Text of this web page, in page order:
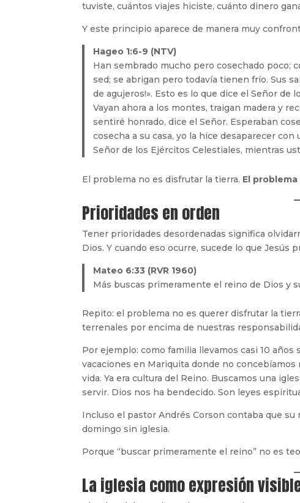
tuviste, cuántos viajes hiciste, cuánto dinero
Y este principio aparece de manera muy
Hageo 1:6-9 (NTV)
Han sembrado mucho pero cosechado poco;
sed; se abrigan pero todavía tienen frío. Sus
de agujeros!». Esto es lo que dice el Señor de
Vayan ahora a los montes, traigan madera y
sentiré honrado, dice el Señor. Esperaban
cosecha a su casa, yo la hice desaparecer
Señor de los Ejércitos Celestiales, mientras
El problema no es disfrutar la tierra. El
Prioridades en orden
Tener prioridades desordenadas significa
Dios. Y cuando eso ocurre, sucede lo que Jesús
Mateo 6:33 (RVR 1960)
Más buscas primeramente el reino de Dios y
Repito: el problema no es querer disfrutar la
terrenales por encima de nuestras
Por ejemplo: como familia llevamos casi 10
vacaciones en Mariquita donde no
vida. Ya era cultura del Reino. Buscamos una
servir. Dios nos ha bendecido. Son leyes
Incluso el pastor Andrés Corson contaba que
domingo sin iglesia.
Porque “buscar primeramente el reino” no es
La iglesia como expresión